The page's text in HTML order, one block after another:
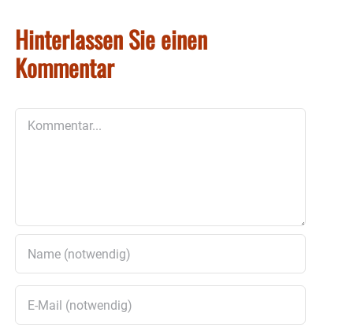
Hinterlassen Sie einen
Kommentar